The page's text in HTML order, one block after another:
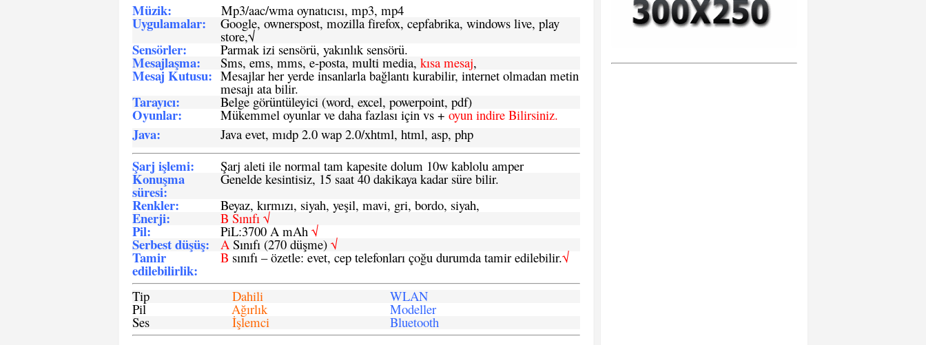
Müzik: Mp3/aac/wma oynatıcısı, mp3, mp4
Uygulamalar: Google, ownerspost, mozilla firefox, cepfabrika, windows live, play
store,√
Sensörler: Parmak izi sensörü, yakınlık sensörü.
Mesajlaşma: Sms, ems, mms, e-posta, multi media, kısa mesaj,
Mesaj Kutusu: Mesajlar her yerde insanlarla bağlantı kurabilir, internet olmadan metin
mesajı ata bilir.
Tarayıcı: Belge görüntüleyici (word, excel, powerpoint, pdf)
Oyunlar: Mükemmel oyunlar ve daha fazlası için vs +oyun indire Bilirsiniz.
Java: Java evet, mıdp 2.0 wap 2.0/xhtml, html, asp, php
Şarj işlemi: Şarj aleti ile normal tam kapesite dolum 10w kablolu amper
Konuşma
süresi:
Genelde kesintisiz, 15 saat 40 dakikaya kadar süre bilir.
Renkler: Beyaz, kırmızı, siyah, yeşil, mavi, gri, bordo, siyah,
Enerji: B Sınıfı √
Pil: PiL:3700 A mAh √
Serbest düşüş: ASınıfı (270 düşme) √
Tamir
edilebilirlik:
B sınıfı – özetle: evet, cep telefonları çoğu durumda tamir edilebilir.√
Tip Dahili WLAN
Pil Ağırlık Modeller
Ses İşlemci Bluetooth